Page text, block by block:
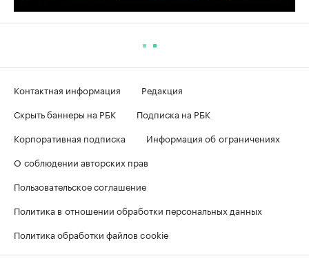
Контактная информация
Редакция
Скрыть баннеры на РБК
Подписка на РБК
Корпоративная подписка
Информация об ограничениях
О соблюдении авторских прав
Пользовательское соглашение
Политика в отношении обработки персональных данных
Политика обработки файлов cookie